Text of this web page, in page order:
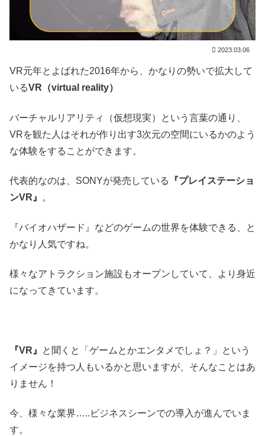
2023.03.06
VR元年とよばれた2016年から、かなりの勢いで拡大して
いるVR（virtual reality）
バーチャルリアリティ（仮想現実）という言葉の通り、
VRを観た人はそれが作り出す3次元の空間にいるかのよう
な体験をすることができます。
代表的なのは、SONYが発売している
『プレイステーショ
ンVR』
。
『バイオハザード』などのゲームの世界を体験できる、と
かなり人気ですね。
様々なアトラクション施設もオープンしていて、より身近
になってきています。
『VR』
と聞くと「ゲームとかエンタメでしょ？」という
イメージを持つ人もいるかと思いますが、そんなことはあ
りません！
今、様々な業界…..ビジネスシーンでの導入が進んでいま
す。